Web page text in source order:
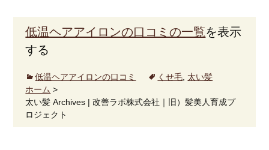
低温ヘアアイロンの口コミの一覧を表示
する
低温ヘアアイロンの口コミ くせ毛 太い髪
ホーム >
太い髪 Archives | 改善ラボ株式会社｜旧）髪美人育成プ
ロジェクト